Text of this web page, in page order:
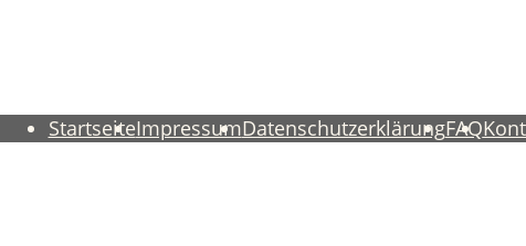
StartseiteImpressumDatenschutzerklärungFAQ